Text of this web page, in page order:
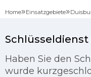
Home»Einsatzgebiete»
Haben Sie den
wurde